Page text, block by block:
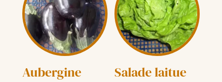
Aubergine Salade laitue